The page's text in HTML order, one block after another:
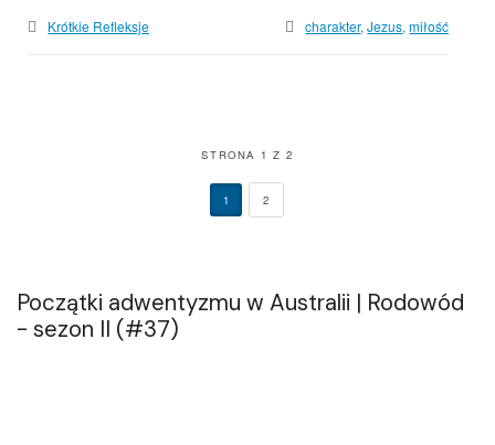
Krótkie Refleksje charakter,Jezus,miłość
STRONA 1 Z 2
1 2
Początki adwentyzmu w Australii | Rodowód
- sezon II (#37)